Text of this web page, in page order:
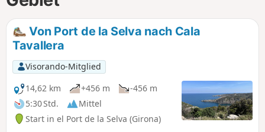
Von Port de la Selva nach Cala
Tavallera
Visorando-Mitglied
14,62 km
+456 m
-456 m
5:30 Std.
Mittel
Start in el Port de la Selva (Girona)